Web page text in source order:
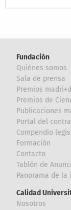
Fundación
Quiénes somos
Sala de prensa
Premios madri+d
Premios de
Publicaciones
Portal del
Compendio
Formación
Contacto
Tablón de
Panorama de
Calidad
Nosotros